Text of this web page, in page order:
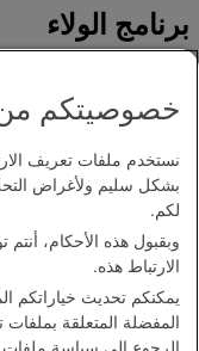
برنامج الولاء
انضموا إلى
شركاؤنا
قوموا بتسجيل
قواعد برنامج
بيان إمكانية
اتصل بنا
سياسة الخصوصية
الشروط والأحكام
سياسة ملفات
خصوصيتكم من
نستخدم ملفات تعريف
بشكل سليم ولأغراض
لكم.
وبقبول هذه الأحكام،
الارتباط هذه.
يمكنكم تحديث خياراتكم
المفضلة المتعلقة
الرجوع إلى سياسة ملفات